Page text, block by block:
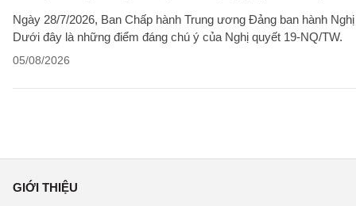
Ngày 28/7/2026, Ban Chấp hành Trung ương Đảng ban hành
Dưới đây là những điểm đáng chú ý của Nghị quyết 19-NQ/TW.
05/08/2026
GIỚI THIỆU